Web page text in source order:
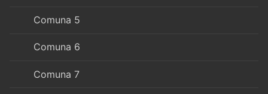
Comuna 5
Comuna 6
Comuna 7